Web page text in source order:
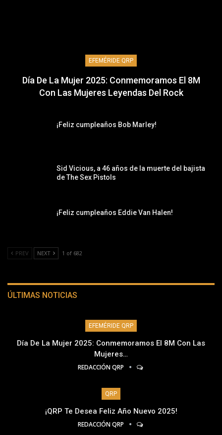
EFEMÉRIDE QRP
Día De La Mujer 2025: Conmemoramos El 8M
Con Las Mujeres Leyendas Del Rock
¡Feliz cumpleaños Bob Marley!
Sid Vicious, a 46 años de la muerte del bajista
de The Sex Pistols
¡Feliz cumpleaños Eddie Van Halen!
PREV NEXT 1 of 682
ÚLTIMAS NOTICIAS
EFEMÉRIDE QRP
Día De La Mujer 2025: Conmemoramos El 8M Con Las
Mujeres…
REDACCIÓN QRP
QRP
¡QRP Te Desea Feliz Año Nuevo 2025!
REDACCIÓN QRP